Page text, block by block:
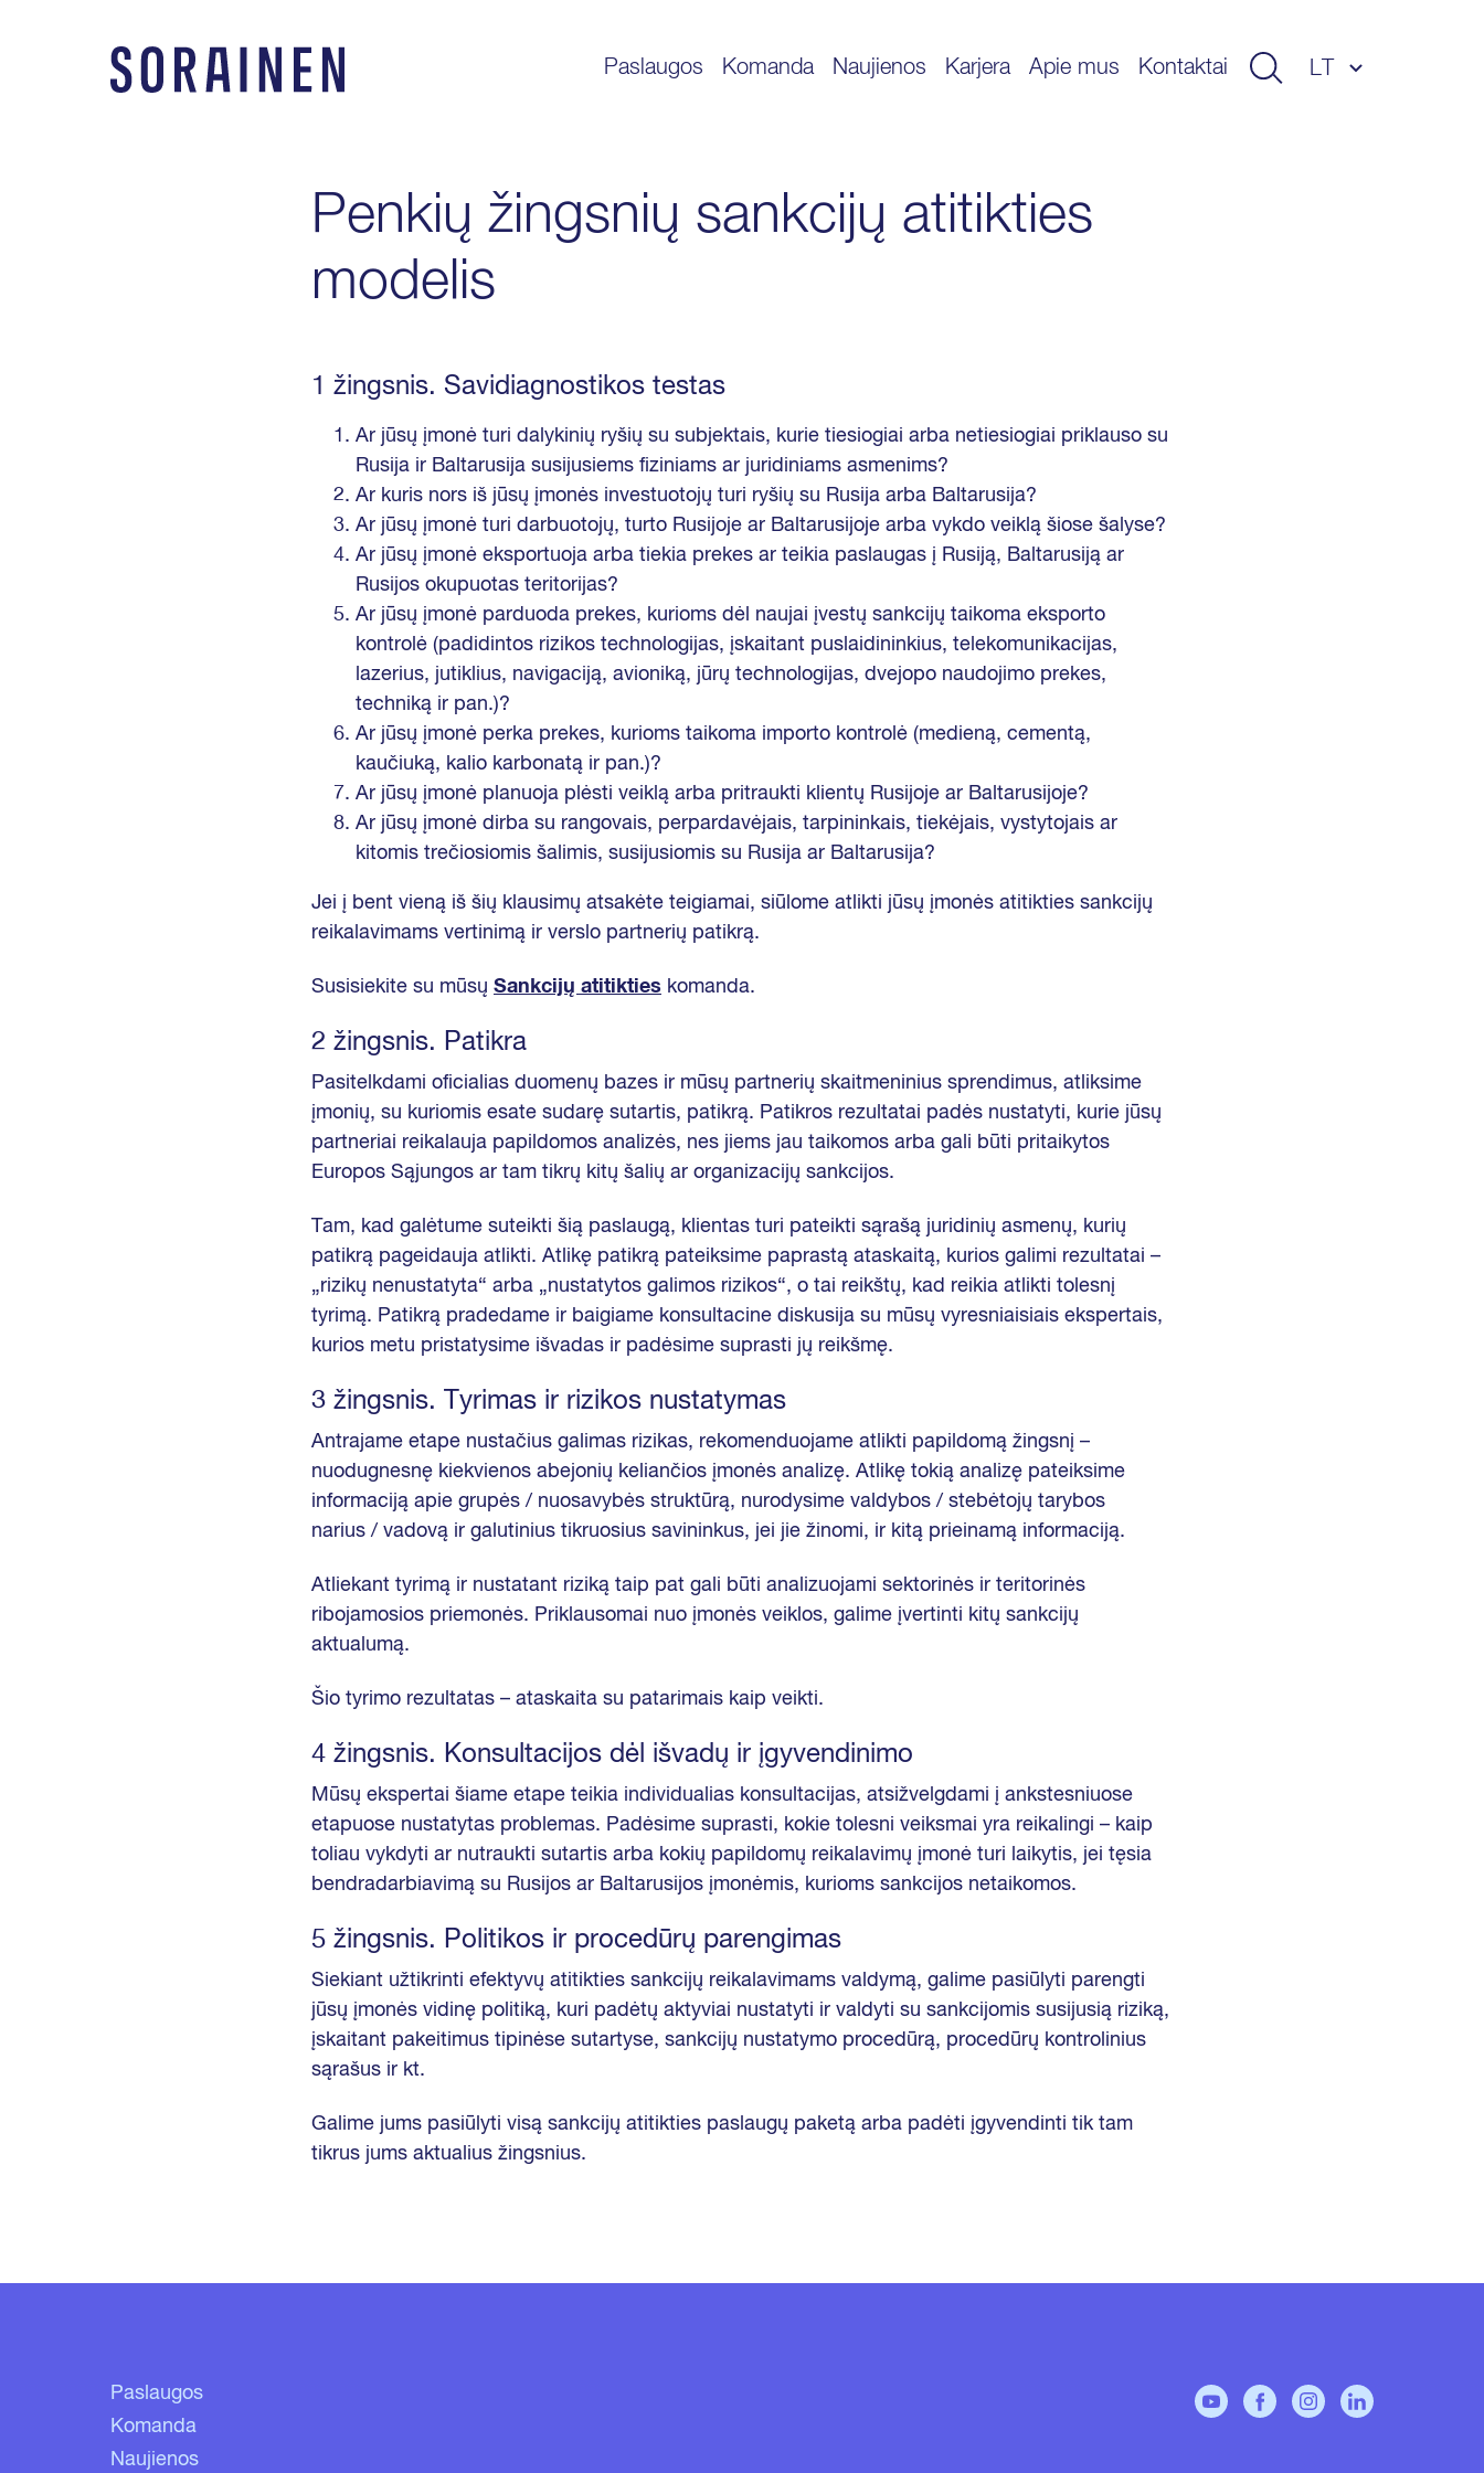
Paslaugos Komanda Naujienos Karjera Apie mus Kontaktai
Penkių žingsnių sankcijų atitikties
modelis
1 žingsnis. Savidiagnostikos testas
Ar jūsų įmonė turi dalykinių ryšių su subjektais, kurie tiesiogiai arba netiesiogiai priklauso su
Rusija ir Baltarusija susijusiems fiziniams ar juridiniams asmenims?
Ar kuris nors iš jūsų įmonės investuotojų turi ryšių su Rusija arba Baltarusija?
Ar jūsų įmonė turi darbuotojų, turto Rusijoje ar Baltarusijoje arba vykdo veiklą šiose šalyse?
Ar jūsų įmonė eksportuoja arba tiekia prekes ar teikia paslaugas į Rusiją, Baltarusiją ar
Rusijos okupuotas teritorijas?
Ar jūsų įmonė parduoda prekes, kurioms dėl naujai įvestų sankcijų taikoma eksporto
kontrolė (padidintos rizikos technologijas, įskaitant puslaidininkius, telekomunikacijas,
lazerius, jutiklius, navigaciją, avioniką, jūrų technologijas, dvejopo naudojimo prekes,
techniką ir pan.)?
Ar jūsų įmonė perka prekes, kurioms taikoma importo kontrolė (medieną, cementą,
kaučiuką, kalio karbonatą ir pan.)?
Ar jūsų įmonė planuoja plėsti veiklą arba pritraukti klientų Rusijoje ar Baltarusijoje?
Ar jūsų įmonė dirba su rangovais, perpardavėjais, tarpininkais, tiekėjais, vystytojais ar
kitomis trečiosiomis šalimis, susijusiomis su Rusija ar Baltarusija?
Jei į bent vieną iš šių klausimų atsakėte teigiamai, siūlome atlikti jūsų įmonės atitikties sankcijų
reikalavimams vertinimą ir verslo partnerių patikrą.
Susisiekite su mūsų Sankcijų atitikties komanda.
2 žingsnis. Patikra
Pasitelkdami oficialias duomenų bazes ir mūsų partnerių skaitmeninius sprendimus, atliksime
įmonių, su kuriomis esate sudarę sutartis, patikrą. Patikros rezultatai padės nustatyti, kurie jūsų
partneriai reikalauja papildomos analizės, nes jiems jau taikomos arba gali būti pritaikytos
Europos Sąjungos ar tam tikrų kitų šalių ar organizacijų sankcijos.
Tam, kad galėtume suteikti šią paslaugą, klientas turi pateikti sąrašą juridinių asmenų, kurių
patikrą pageidauja atlikti. Atlikę patikrą pateiksime paprastą ataskaitą, kurios galimi rezultatai –
„rizikų nenustatyta“ arba „nustatytos galimos rizikos“, o tai reikštų, kad reikia atlikti tolesnį
tyrimą. Patikrą pradedame ir baigiame konsultacine diskusija su mūsų vyresniaisiais ekspertais,
kurios metu pristatysime išvadas ir padėsime suprasti jų reikšmę.
3 žingsnis. Tyrimas ir rizikos nustatymas
Antrajame etape nustačius galimas rizikas, rekomenduojame atlikti papildomą žingsnį –
nuodugnesnę kiekvienos abejonių keliančios įmonės analizę. Atlikę tokią analizę pateiksime
informaciją apie grupės / nuosavybės struktūrą, nurodysime valdybos / stebėtojų tarybos
narius / vadovą ir galutinius tikruosius savininkus, jei jie žinomi, ir kitą prieinamą informaciją.
Atliekant tyrimą ir nustatant riziką taip pat gali būti analizuojami sektorinės ir teritorinės
ribojamosios priemonės. Priklausomai nuo įmonės veiklos, galime įvertinti kitų sankcijų
aktualumą.
Šio tyrimo rezultatas – ataskaita su patarimais kaip veikti.
4 žingsnis. Konsultacijos dėl išvadų ir įgyvendinimo
Mūsų ekspertai šiame etape teikia individualias konsultacijas, atsižvelgdami į ankstesniuose
etapuose nustatytas problemas. Padėsime suprasti, kokie tolesni veiksmai yra reikalingi – kaip
toliau vykdyti ar nutraukti sutartis arba kokių papildomų reikalavimų įmonė turi laikytis, jei tęsia
bendradarbiavimą su Rusijos ar Baltarusijos įmonėmis, kurioms sankcijos netaikomos.
5 žingsnis. Politikos ir procedūrų parengimas
Siekiant užtikrinti efektyvų atitikties sankcijų reikalavimams valdymą, galime pasiūlyti parengti
jūsų įmonės vidinę politiką, kuri padėtų aktyviai nustatyti ir valdyti su sankcijomis susijusią riziką,
įskaitant pakeitimus tipinėse sutartyse, sankcijų nustatymo procedūrą, procedūrų kontrolinius
sąrašus ir kt.
Galime jums pasiūlyti visą sankcijų atitikties paslaugų paketą arba padėti įgyvendinti tik tam
tikrus jums aktualius žingsnius.
Paslaugos
Komanda
Naujienos